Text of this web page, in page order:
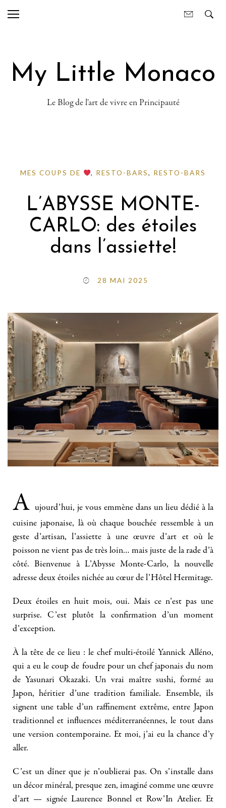
My Little Monaco
Le Blog de l'art de vivre en Principauté
MES COUPS DE , RESTO-BARS, RESTO-BARS
L’ABYSSE MONTE-
CARLO: des étoiles
dans l’assiette!
28 MAI 2025
A ujourd’hui, je vous emmène dans un lieu dédié à la
cuisine japonaise, là où chaque bouchée ressemble à un
geste d’artisan, l’assiette à une œuvre d’art et où le
poisson ne vient pas de très loin… mais juste de la rade d’à
côté. Bienvenue à L’Abysse Monte-Carlo, la nouvelle
adresse deux étoiles nichée au cœur de l’Hôtel Hermitage.
Deux étoiles en huit mois, oui. Mais ce n’est pas une
surprise. C’est plutôt la confirmation d’un moment
d’exception.
À la tête de ce lieu : le chef multi-étoilé Yannick Alléno,
qui a eu le coup de foudre pour un chef japonais du nom
de Yasunari Okazaki. Un vrai maître sushi, formé au
Japon, héritier d’une tradition familiale. Ensemble, ils
signent une table d’un raffinement extrême, entre Japon
traditionnel et influences méditerranéennes, le tout dans
une version contemporaine. Et moi, j’ai eu la chance d’y
aller.
C’est un dîner que je n’oublierai pas. On s’installe dans
un décor minéral, presque zen, imaginé comme une œuvre
d’art — signée Laurence Bonnel et Row’In Atelier. Et